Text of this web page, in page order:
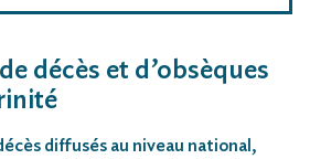
décès et d’obsèques
diffusés au niveau national,